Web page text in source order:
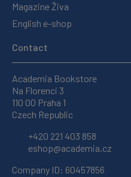
Magazine Živa
English e-shop
Contact
Academia Bookstore
Na Florenci 3
110 00 Praha 1
Czech Republic
+420 221 403 858
eshop@academia.cz
Company ID: 60457856